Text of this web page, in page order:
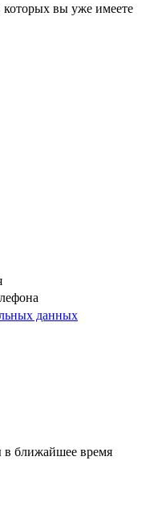
которых вы уже имеете
данных
ближайшее время